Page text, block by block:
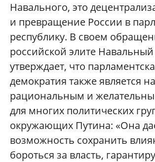
Навального, это
и превращение России в
республику. В своем
российской элите Навальный
утверждает, что
демократия также является
рациональным и
для многих политических
окружающих Путина: «Она
возможность сохранить
бороться за власть,